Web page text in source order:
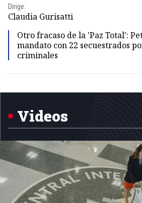
Dirige:
Claudia Gurisatti
Otro fracaso de la 'Paz Total':
mandato con 22 secuestrados
criminales
Videos